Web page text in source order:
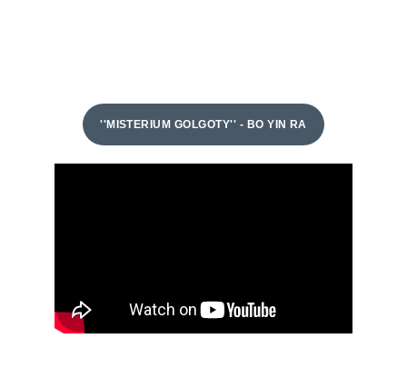
''MISTERIUM GOLGOTY'' - BO YIN RA